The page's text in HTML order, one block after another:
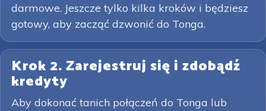
darmowe. Jeszcze tylko kilka kroków i będziesz
gotowy, aby zacząć dzwonić do Tonga.
Krok 2. Zarejestruj się i zdobądź
kredyty
Aby dokonać tanich połączeń do Tonga lub